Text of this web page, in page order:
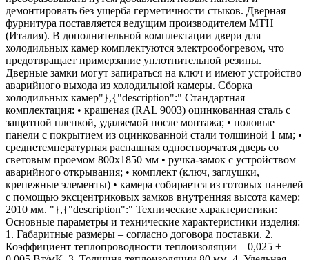
демонтировать без ущерба герметичности стыков. Дверная
фурнитура поставляется ведущим производителем МТН
(Италия). В дополнительной комплектации двери для
холодильных камер комплектуются электрообогревом, что
предотвращает примерзание уплотнительной резины.
Дверные замки могут запираться на ключ и имеют устройство
аварийного выхода из холодильной камеры. Сборка
холодильных камер"},{"description":" Стандартная
комплектация: • крашеная (RAL 9003) оцинкованная сталь с
защитной пленкой, удаляемой после монтажа; • половые
панели с покрытием из оцинкованной стали толщиной 1 мм; •
среднетемпературная распашная одностворчатая дверь со
световым проемом 800х1850 мм • ручка-замок с устройством
аварийного открывания; • комплект (ключ, заглушки,
крепежные элементы) • камера собирается из готовых панелей
с помощью эксцентриковых замков внутренняя высота камер:
2010 мм. "},{"description":" Технические характеристики:
Основные параметры и технические характеристики изделия:
1. Габаритные размеры – согласно договора поставки. 2.
Коэффициент теплопроводности теплоизоляции – 0,025 ±